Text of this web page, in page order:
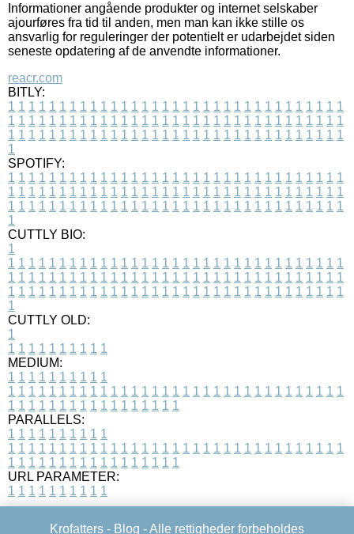
Informationer angående produkter og internet selskaber
ajourføres fra tid til anden, men man kan ikke stille os
ansvarlig for reguleringer der potentielt er udarbejdet siden
seneste opdatering af de anvendte informationer.
reacr.com
BITLY:
1 1 1 1 1 1 1 1 1 1 1 1 1 1 1 1 1 1 1 1 1 1 1 1 1 1 1 1 1 1 1 1 1
1 1 1 1 1 1 1 1 1 1 1 1 1 1 1 1 1 1 1 1 1 1 1 1 1 1 1 1 1 1 1 1 1
1 1 1 1 1 1 1 1 1 1 1 1 1 1 1 1 1 1 1 1 1 1 1 1 1 1 1 1 1 1 1 1 1
1
SPOTIFY:
1 1 1 1 1 1 1 1 1 1 1 1 1 1 1 1 1 1 1 1 1 1 1 1 1 1 1 1 1 1 1 1 1
1 1 1 1 1 1 1 1 1 1 1 1 1 1 1 1 1 1 1 1 1 1 1 1 1 1 1 1 1 1 1 1 1
1 1 1 1 1 1 1 1 1 1 1 1 1 1 1 1 1 1 1 1 1 1 1 1 1 1 1 1 1 1 1 1 1
1
CUTTLY BIO:
1
1 1 1 1 1 1 1 1 1 1 1 1 1 1 1 1 1 1 1 1 1 1 1 1 1 1 1 1 1 1 1 1 1
1 1 1 1 1 1 1 1 1 1 1 1 1 1 1 1 1 1 1 1 1 1 1 1 1 1 1 1 1 1 1 1 1
1 1 1 1 1 1 1 1 1 1 1 1 1 1 1 1 1 1 1 1 1 1 1 1 1 1 1 1 1 1 1 1 1
1
CUTTLY OLD:
1
1 1 1 1 1 1 1 1 1 1
MEDIUM:
1 1 1 1 1 1 1 1 1 1
1 1 1 1 1 1 1 1 1 1 1 1 1 1 1 1 1 1 1 1 1 1 1 1 1 1 1 1 1 1 1 1 1
1 1 1 1 1 1 1 1 1 1 1 1 1 1 1 1 1
PARALLELS:
1 1 1 1 1 1 1 1 1 1
1 1 1 1 1 1 1 1 1 1 1 1 1 1 1 1 1 1 1 1 1 1 1 1 1 1 1 1 1 1 1 1 1
1 1 1 1 1 1 1 1 1 1 1 1 1 1 1 1 1
URL PARAMETER:
1 1 1 1 1 1 1 1 1 1
Krofatters - Blog - Alle rettigheder forbeholdes